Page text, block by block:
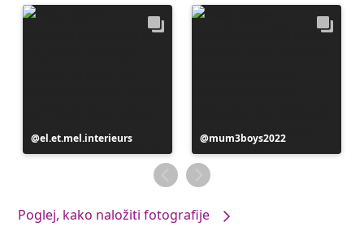
Objavo
je
el.et.mel.interieurs
Objavo
je
objavil
mum3boys2022
Poglej, kako naložiti fotografije